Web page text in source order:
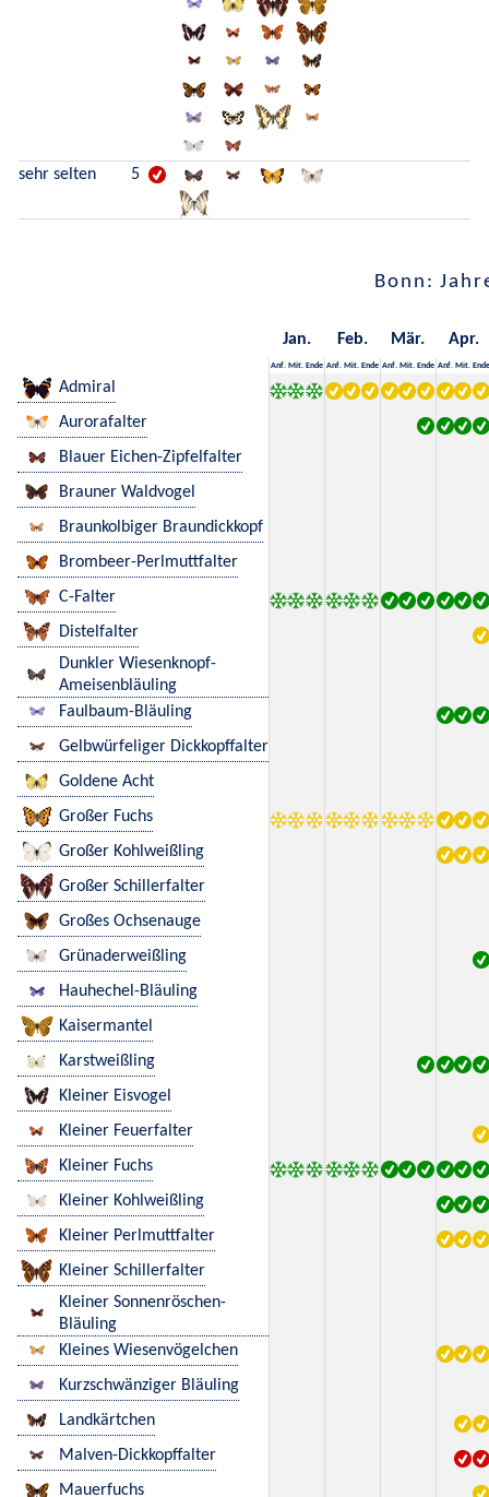
sehr selten 5
Bonn:
Jan. Feb. Mär. Apr.
Anf. Mit. Ende Anf. Mit. Ende Anf. Mit. Ende Anf. Mit. Ende
Admiral
Aurorafalter
Blauer Eichen-Zipfelfalter
Brauner Waldvogel
Braunkolbiger Braundickkopf
Brombeer-Perlmuttfalter
C-Falter
Distelfalter
Dunkler Wiesenknopf-
Ameisenbläuling
Faulbaum-Bläuling
Gelbwürfeliger Dickkopffalter
Goldene Acht
Großer Fuchs
Großer Kohlweißling
Großer Schillerfalter
Großes Ochsenauge
Grünaderweißling
Hauhechel-Bläuling
Kaisermantel
Karstweißling
Kleiner Eisvogel
Kleiner Feuerfalter
Kleiner Fuchs
Kleiner Kohlweißling
Kleiner Perlmuttfalter
Kleiner Schillerfalter
Kleiner Sonnenröschen-
Bläuling
Kleines Wiesenvögelchen
Kurzschwänziger Bläuling
Landkärtchen
Malven-Dickkopffalter
Mauerfuchs